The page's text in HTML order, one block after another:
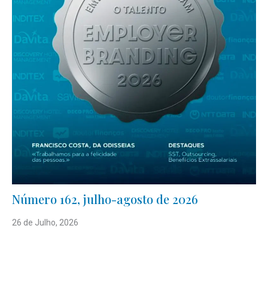
Número 162, julho-agosto de 2026
26 de Julho, 2026